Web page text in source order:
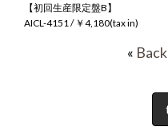
【初回生産限定盤B】
AICL-4151 / ￥4,180(tax in)
« Back